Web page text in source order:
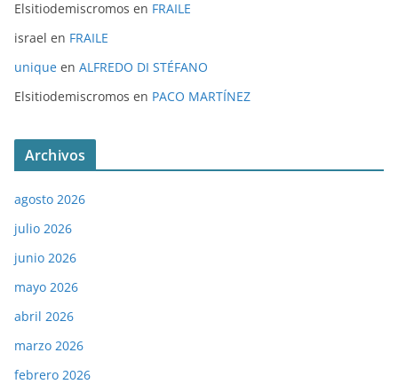
Elsitiodemiscromos en FRAILE
israel en FRAILE
unique en ALFREDO DI STÉFANO
Elsitiodemiscromos en PACO MARTÍNEZ
Archivos
agosto 2026
julio 2026
junio 2026
mayo 2026
abril 2026
marzo 2026
febrero 2026